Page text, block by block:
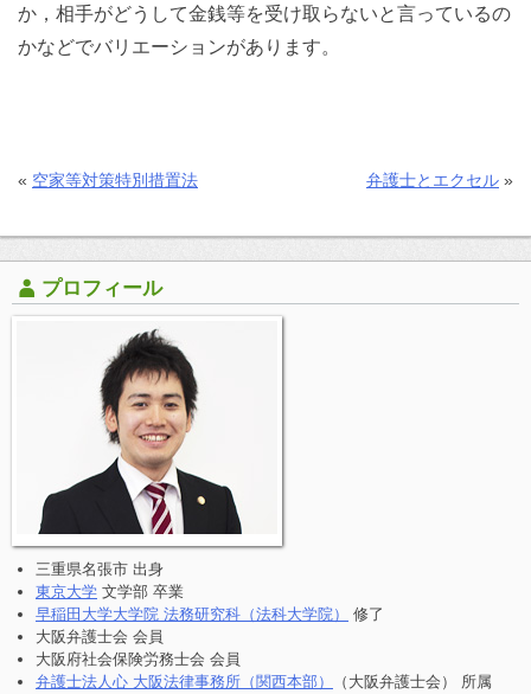
か，相手がどうして金銭等を受け取らないと言っているの
かなどでバリエーションがあります。
« 空家等対策特別措置法 弁護士とエクセル »
プロフィール
三重県名張市 出身
東京大学 文学部 卒業
早稲田大学大学院 法務研究科（法科大学院）
修了
大阪弁護士会 会員
大阪府社会保険労務士会 会員
弁護士法人心 大阪法律事務所（関西本部）
（大阪弁護士会） 所属